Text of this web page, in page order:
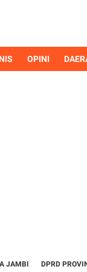
OPINI
JAMBI DPRD